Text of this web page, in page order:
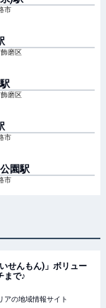
市
磨区
駅
磨区
市
園駅
市
せんもん)」ボリュー
まで♪
アの地域情報サイト